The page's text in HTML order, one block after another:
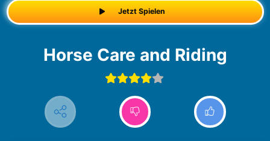
Jetzt Spielen
Horse Care and Riding